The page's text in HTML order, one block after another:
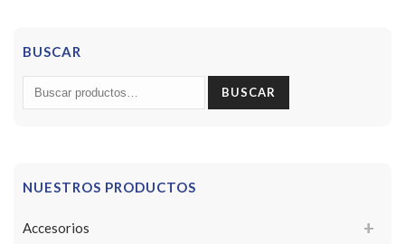
BUSCAR
Buscar
por:
BUSCAR
NUESTROS PRODUCTOS
Accesorios